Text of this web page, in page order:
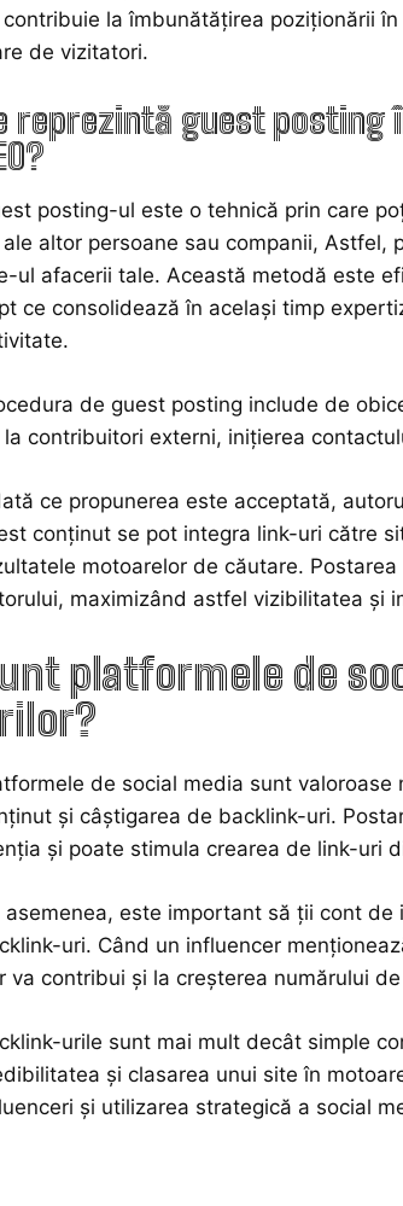
contribuie la îmbunătățirea poziționării
de vizitatori.
reprezintă guest
posting-ul este o tehnică prin care
ale altor persoane sau companii, Astfel,
ul afacerii tale. Această metodă este
ce consolidează în același timp
de guest posting include de
contribuitori externi, inițierea
ce propunerea este acceptată,
conținut se pot integra link-uri către
motoarelor de căutare.
maximizând astfel vizibilitatea și
platformele de
de social media sunt
și câștigarea de backlink-uri.
și poate stimula crearea de link-uri
asemenea, este important să ții cont
uri. Când un influencer
va contribui și la creșterea numărului
urile sunt mai mult decât simple
și clasarea unui site în
și utilizarea strategică a social